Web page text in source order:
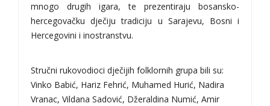
mnogo drugih igara, te prezentiraju bosansko-
hercegovačku dječiju tradiciju u Sarajevu, Bosni i
Hercegovini i inostranstvu.
Stručni rukovodioci dječijih folklornih grupa bili su:
Vinko Babić, Hariz Fehrić, Muhamed Hurić, Nadira
Vranac, Vildana Sadović, Džeraldina Numić, Amir